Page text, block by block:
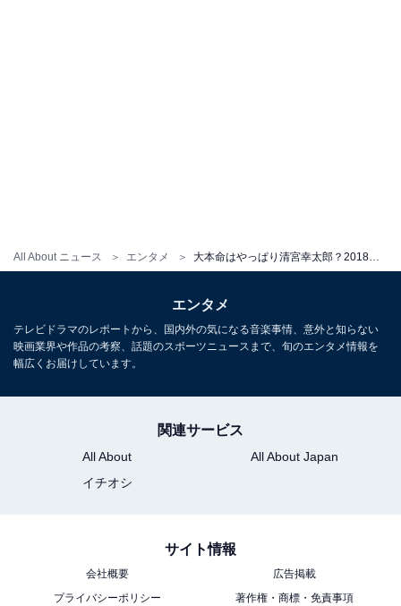
All About ニュース エンタメ
続いてはセ・リーグの新人王候補です。
ム
守備位
中村奨
エンタメ
テレビドラマのレポートから、国内外の気になる音楽事情、意外と知らない
映画業界や作品の考察、話題のスポーツニュースまで、旬のエンタメ情報を
幅広くお届けしています。
関連サービス
All About
All About Japan
イチオシ
サイト情報
会社概要
広告掲載
プライバシーポリシー
著作権・商標・免責事項